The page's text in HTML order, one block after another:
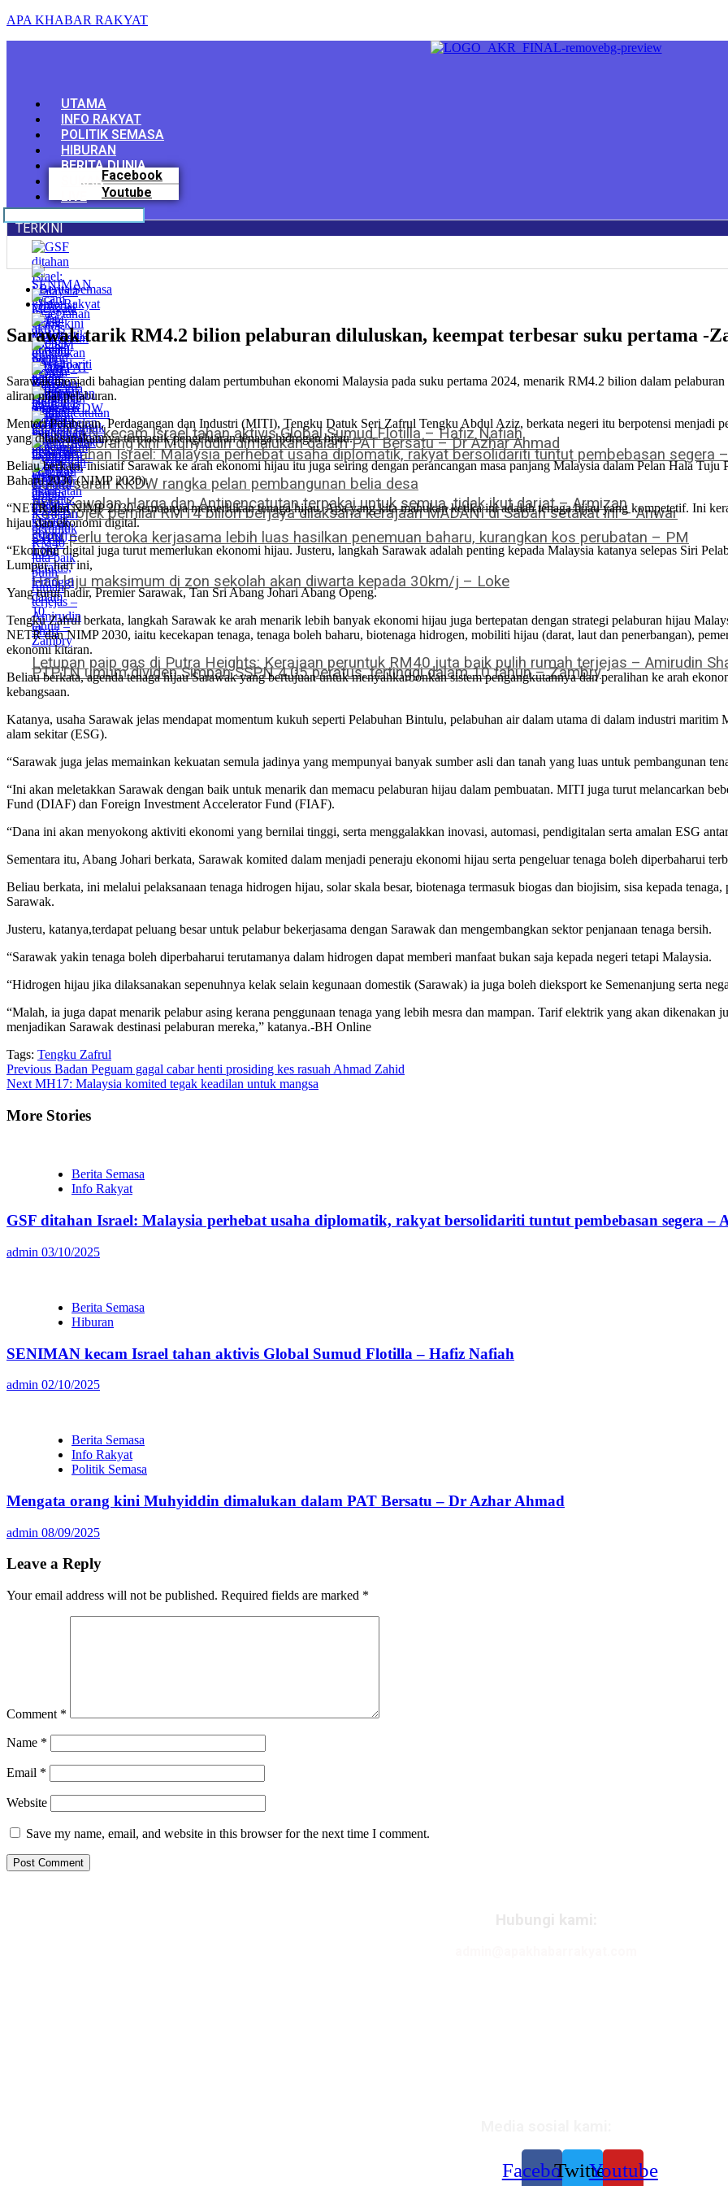
APA KHABAR RAKYAT
Menu
UTAMA
INFO RAKYAT
POLITIK SEMASA
HIBURAN
BERITA DUNIA
SUKAN
LIVE
Facebook
Youtube
TERKINI
GSF ditahan Israel: Malaysia perhebat usaha diplomatik, rakyat bersolidariti tuntut pembebasan segera
SENIMAN kecam Israel tahan aktivis Global Sumud Flotilla – Hafiz Nafiah
Mengata orang kini Muhyiddin dimalukan dalam PAT Bersatu – Dr Azhar Ahmad
144 projek bernilai RM14 bilion berjaya dilaksana kerajaan MADANI di Sabah setakat ini – Anwar
CRM perlu teroka kerjasama lebih luas hasilkan penemuan baharu, kurangkan kos perubatan – PM
Akta Kawalan Harga dan Antipencatutan terpakai untuk semua, tidak ikut darjat – Armizan
Zahid saran KKDW rangka pelan pembangunan belia desa
Had laju maksimum di zon sekolah akan diwarta kepada 30km/j – Loke
Letupan paip gas di Putra Heights: Kerajaan peruntuk RM40 juta baik pulih rumah terjejas – Amirudin
PTPTN umum dividen Simpan SSPN 4.05 peratus, tertinggi dalam 10 tahun – Zambry
Berita Semasa
Info Rakyat
Sarawak tarik RM4.2 bilion pelaburan diluluskan, keempat terbesar suku pertama -
Sarawak menjadi bahagian penting dalam pertumbuhan ekonomi Malaysia pada suku pertama 2024, menarik RM4.2 bilion dalam
aliran nilai pelaburan.
Menteri Pelaburan, Perdagangan dan Industri (MITI), Tengku Datuk Seri Zafrul Tengku Abdul Aziz, berkata negeri itu berpotensi menjadi
yang dilaksanakannya termasuk pengeluaran tenaga hidrogen hijau.
Beliau berkata, inisiatif Sarawak ke arah ekonomi hijau itu juga seiring dengan perancangan masa panjang Malaysia dalam Pelan Hala
Baharu 2030 (NIMP 2030).
“NETR dan NIMP 2030 semuanya memerlukan tenaga hijau. Apa yang kita mahukan ketika ini adalah tenaga hijau yang kompetetif. Ini
hijau dan ekonomi digital.
“Ekonomi digital juga turut memerlukan ekonomi hijau. Justeru, langkah Sarawak adalah penting kepada Malaysia katanya selepas Siri
Lumpur, hari ini,
Yang turut hadir, Premier Sarawak, Tan Sri Abang Johari Abang Openg.
Tengku Zafrul berkata, langkah Sarawak ke arah menarik lebih banyak ekonomi hijau juga bertepatan dengan strategi pelaburan hijau
NETR dan NIMP 2030, iaitu kecekapan tenaga, tenaga boleh baharu, biotenaga hidrogen, mobiliti hijau (darat, laut dan penerbangan),
ekonomi kitaran.
Beliau berkata, agenda tenaga hijau Sarawak yang bertujuan untuk menyahkarbonkan sistem pengangkutannya dan peralihan ke arah
kebangsaan.
Katanya, usaha Sarawak jelas mendapat momentum kukuh seperti Pelabuhan Bintulu, pelabuhan air dalam utama di dalam industri maritim
alam sekitar (ESG).
“Sarawak juga jelas memainkan kekuatan semula jadinya yang mempunyai banyak sumber asli dan tanah yang luas untuk pembangunan
“Ini akan meletakkan Sarawak dengan baik untuk menarik dan memacu pelaburan hijau dalam pembuatan. MITI juga turut melancarkan
Fund (DIAF) dan Foreign Investment Accelerator Fund (FIAF).
“Dana ini akan menyokong aktiviti ekonomi yang bernilai tinggi, serta menggalakkan inovasi, automasi, pendigitalan serta amalan ESG
Sementara itu, Abang Johari berkata, Sarawak komited dalam menjadi peneraju ekonomi hijau serta pengeluar tenaga boleh diperbaharui
Beliau berkata, ini melalui pelaksanaan tenaga hidrogen hijau, solar skala besar, biotenaga termasuk biogas dan biojisim, sisa kepada
Sarawak.
Justeru, katanya,terdapat peluang besar untuk pelabur bekerjasama dengan Sarawak dan mengembangkan sektor penjanaan tenaga bersih.
“Sarawak yakin tenaga boleh diperbaharui terutamanya dalam hidrogen dapat memberi manfaat bukan saja kepada negeri tetapi Malaysia.
“Hidrogen hijau jika dilaksanakan sepenuhnya kelak selain kegunaan domestik (Sarawak) ia juga boleh dieksport ke Semenanjung serta
“Malah, ia juga dapat menarik pelabur asing kerana penggunaan tenaga yang lebih mesra dan mampan. Tarif elektrik yang akan
menjadikan Sarawak destinasi pelaburan mereka,” katanya.-BH Online
Tags: Tengku Zafrul
Continue
Reading
Previous Badan Peguam gagal cabar henti prosiding kes rasuah Ahmad Zahid
Next MH17: Malaysia komited tegak keadilan untuk mangsa
More Stories
Berita Semasa
Info Rakyat
GSF ditahan Israel: Malaysia perhebat usaha diplomatik, rakyat bersolidariti tuntut pembebasan segera –
admin 03/10/2025
Berita Semasa
Hiburan
SENIMAN kecam Israel tahan aktivis Global Sumud Flotilla – Hafiz Nafiah
admin 02/10/2025
Berita Semasa
Info Rakyat
Politik Semasa
Mengata orang kini Muhyiddin dimalukan dalam PAT Bersatu – Dr Azhar Ahmad
admin 08/09/2025
Leave a Reply
Your email address will not be published. Required fields are marked *
Comment *
Name *
Email *
Website
Save my name, email, and website in this browser for the next time I comment.
FacebookTwitterYoutube